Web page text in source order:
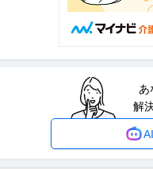
【正社員】需要増加に伴う大
未経験大歓迎 タクシー乗務員／
未経験からIT業界へ！IT事
万円～／土日祝休み／一部
株式会社TechRoad
未経験OK 交通
月給24.3万円〜27.3万円
未経験からIT業界へ！IT事務・
休み/一部リモート…続きを見る
あ
解